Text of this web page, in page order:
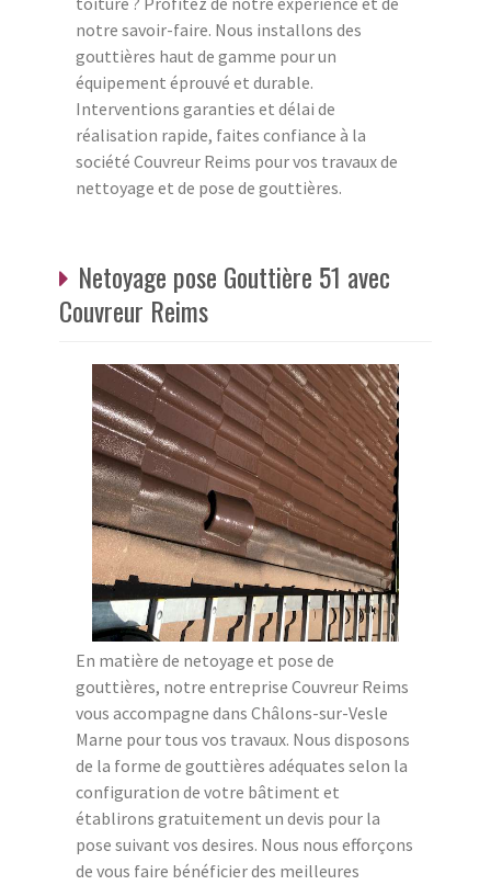
notre savoir-faire. Nous installons des
gouttières haut de gamme pour un
équipement éprouvé et durable.
Interventions garanties et délai de
réalisation rapide, faites confiance à la
société Couvreur Reims pour vos travaux de
nettoyage et de pose de gouttières.
Netoyage pose Gouttière 51 avec
Couvreur Reims
En matière de netoyage et pose de
gouttières, notre entreprise Couvreur Reims
vous accompagne dans Châlons-sur-Vesle
Marne pour tous vos travaux. Nous disposons
de la forme de gouttières adéquates selon la
configuration de votre bâtiment et
établirons gratuitement un devis pour la
pose suivant vos desires. Nous nous efforçons
de vous faire bénéficier des meilleures